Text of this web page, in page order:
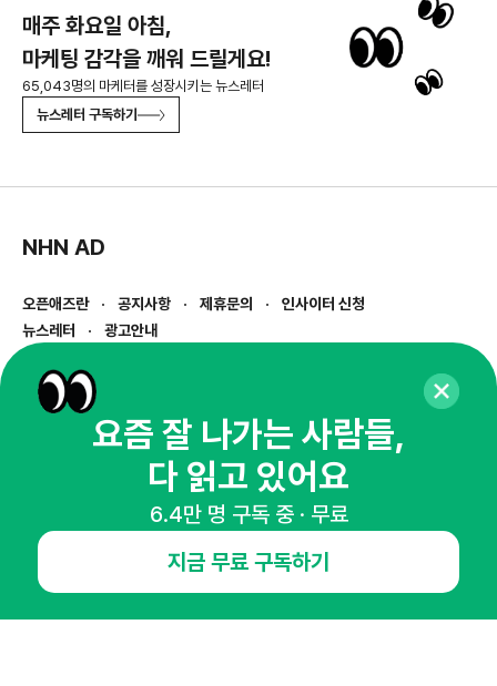
매주 화요일 아침,
마케팅 감각을 깨워 드릴게요!
65,043명의 마케터를 성장시키는 뉴스레터
뉴스레터 구독하기
NHN AD
오픈애즈란 공지사항 제휴문의
인사이터 신청
뉴스레터
광고안내
경기도 성남시 분당구 대왕판교로645번길 16
사업자등록번호 : 144-81-27690(
통신판매업신고번호 : 2014-경기성남-1023
호스팅서비스사업자 : 오픈애즈
1800-2198
openads@openads.co.kr
이용약관
instagramthreadkakaotalk
요즘 잘 나가는 사람들,
다 읽고 있어요
6.4만 명 구독 중 · 무료
지금 무료 구독하기